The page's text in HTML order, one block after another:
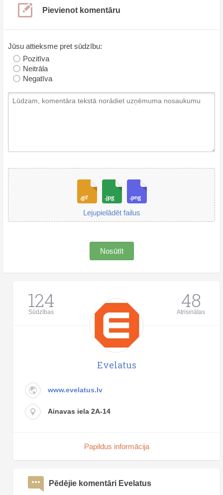
Pievienot komentāru
Jūsu attieksme pret sūdzību:
Pozitīva
Neitrāla
Negatīva
Lejupielādēt failus
Nosūtīt
124
Sūdzības 48
Atrisinātas
Evelatus
www.evelatus.lv
Ainavas iela 2A-14
Papildus informācija
Pēdējie komentāri Evelatus